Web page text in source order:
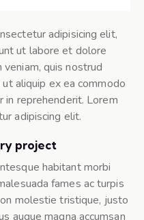
adipisicing elit,
ut labore et dolore
veniam, quis nostrud
aliquip ex ea commodo
in reprehenderit. Lorem
adipiscing elit.
project
habitant morbi
fames ac turpis
molestie tristique, justo
augue magna accumsan